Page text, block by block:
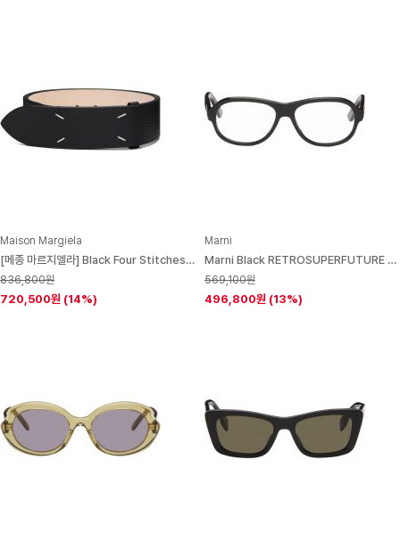
Maison Margiela
[메종 마르지엘라] Black Four Stitches Belt 261168M131002
836,800원
720,500원 (14%)
Marni
Marni Black RETROSUPERFUTURE Edition Azotl Glasses 261379M133008
569,100원
496,800원 (13%)